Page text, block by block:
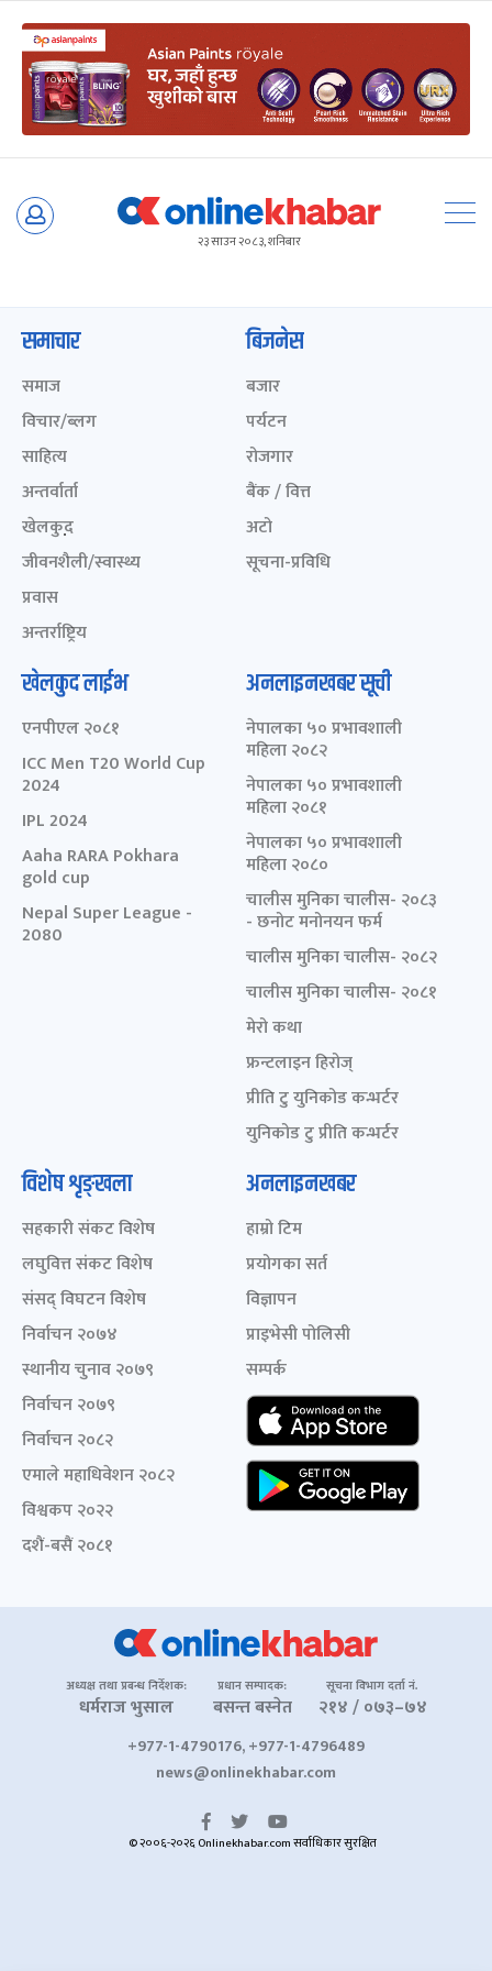
Skip
२३ साउन २०८३, शनिबार
समाचार
समाज
विचार/ब्लग
साहित्य
अन्तर्वार्ता
खेलकुद़़
जीवनशैली/स्वास्थ्य
प्रवास
अन्तर्राष्ट्रिय
बिजनेस
बजार
पर्यटन
रोजगार
बैंक / वित्त
अटो
सूचना-प्रविधि
खेलकुद लाईभ
एनपीएल २०८१
ICC Men T20 World Cup
2024
IPL 2024
Aaha RARA Pokhara
gold cup
Nepal Super League -
2080
अनलाइनखबर सूची
नेपालका ५० प्रभावशाली
महिला २०८२
नेपालका ५० प्रभावशाली
महिला २०८१
नेपालका ५० प्रभावशाली
महिला २०८०
चालीस मुनिका चालीस- २०८३
- छनोट मनोनयन फर्म
चालीस मुनिका चालीस- २०८२
चालीस मुनिका चालीस- २०८१
मेरो कथा
फ्रन्टलाइन हिरोज्
प्रीति टु युनिकोड कन्भर्टर
युनिकोड टु प्रीति कन्भर्टर
विशेष शृङ्खला
सहकारी संकट विशेष
लघुवित्त संकट विशेष
संसद् विघटन विशेष
निर्वाचन २०७४
स्थानीय चुनाव २०७९
निर्वाचन २०७९
निर्वाचन २०८२
एमाले महाधिवेशन २०८२
विश्वकप २०२२
दशैं-बसैं २०८१
अनलाइनखबर
हाम्रो टिम
प्रयोगका सर्त
विज्ञापन
प्राइभेसी पोलिसी
सम्पर्क
अध्यक्ष तथा प्रबन्ध निर्देशक:
धर्मराज भुसाल
प्रधान सम्पादक:
बसन्त बस्नेत
सूचना विभाग दर्ता नं.
२१४ / ०७३–७४
+977-1-4790176, +977-1-4796489
news@onlinekhabar.com
© २००६-२०२६ Onlinekhabar.com सर्वाधिकार सुरक्षित